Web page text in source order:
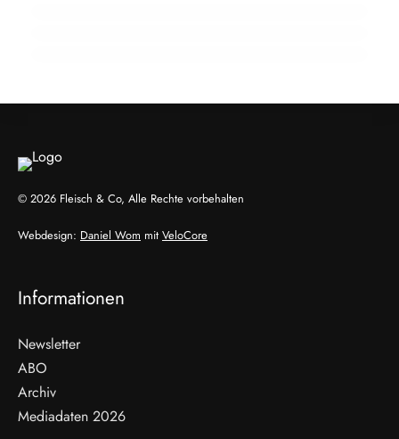
© 2026 Fleisch & Co, Alle Rechte vorbehalten
Webdesign: Daniel Wom mit VeloCore
Informationen
Newsletter
ABO
Archiv
Mediadaten 2026